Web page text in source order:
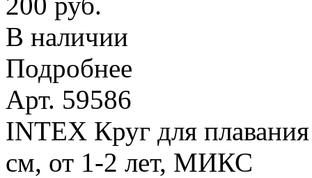
В наличии
Подробнее
Арт. 59586
INTEX Круг для
см, от 1-2 лет, МИКС